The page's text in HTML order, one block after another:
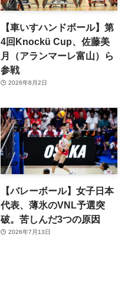
【車いすハンドボール】第
4回Knockü Cup、佐藤美
月（アランマーレ富山）ら
参戦
2026年8月2日
【バレーボール】女子日本
代表、薄氷のVNL予選突
破。苦しんだ3つの原因
2026年7月13日